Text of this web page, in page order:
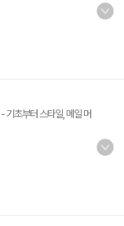
- 기초부터 스타일, 메일 머